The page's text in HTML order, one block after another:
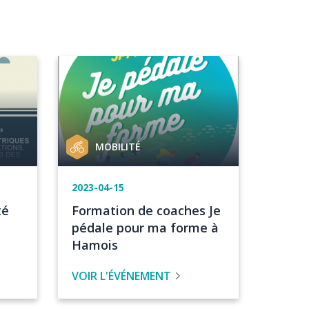
Image
Catégorie
de
MOBILITÉ
Date
de
l'événement
2023-04-15
Titre
de
l'évenement
Formation de coaches Je
pédale pour ma forme à
Hamois
VOIR L'ÉVÉNEMENT